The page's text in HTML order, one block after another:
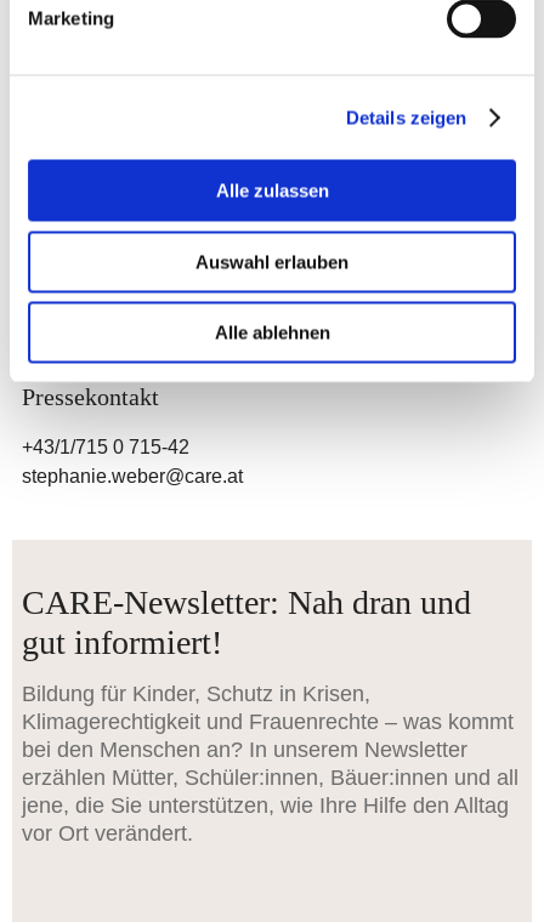
Marketing
Details zeigen
Alle zulassen
Auswahl erlauben
Alle ablehnen
Spenden für die Katastrophenhilfe werden dringend
Stephanie Weber
Pressekontakt
+43/1/715 0 715-42
stephanie.weber@care.at
CARE-Newsletter: Nah dran und
gut informiert!
Bildung für Kinder, Schutz in Krisen,
Klimagerechtigkeit und Frauenrechte – was kommt
bei den Menschen an? In unserem Newsletter
erzählen Mütter, Schüler:innen, Bäuer:innen und all
jene, die Sie unterstützen, wie Ihre Hilfe den Alltag
vor Ort verändert.